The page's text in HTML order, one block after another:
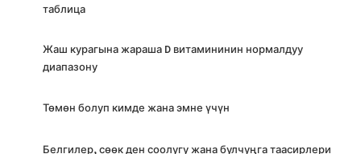
таблица
Жаш курагына жараша D витамининин нормалдуу
диапазону
Төмөн болуп кимде жана эмне үчүн
Белгилер, сөөк ден соолугу жана булчуңга таасирлери